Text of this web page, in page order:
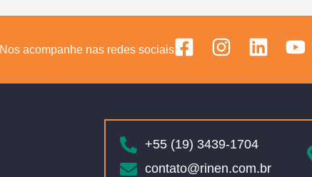
Nos acompanhe nas redes sociais
+55 (19) 3439-1704
contato@rinen.com.br